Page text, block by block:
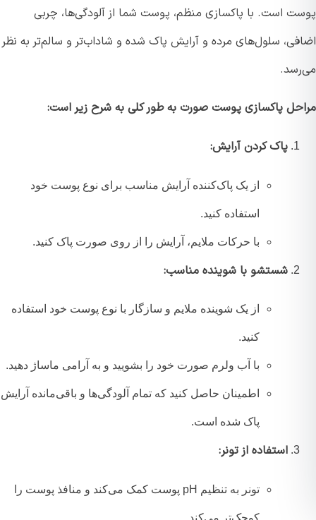
است. با پاکسازی منظم، پوست شما از آلودگی‌ها، چربی
سلول‌های مرده و آرایش پاک شده و شاداب‌تر و سالم‌تر به نظر
پاکسازی پوست صورت به طور کلی به شرح زیر است:
پاک کردن آرایش:
از یک پاک‌کننده آرایش مناسب برای نوع پوست خود
استفاده کنید.
با حرکات ملایم، آرایش را از روی صورت پاک کنید.
شستشو با شوینده مناسب:
از یک شوینده ملایم و سازگار با نوع پوست خود استفاده
کنید.
با آب ولرم صورت خود را بشویید و به آرامی ماساژ دهید.
اطمینان حاصل کنید که تمام آلودگی‌ها و باقی‌مانده آرایش
پاک شده است.
استفاده از تونر:
تونر به تنظیم pH پوست کمک می‌کند و منافذ پوست را
کوچک‌تر می‌کند.